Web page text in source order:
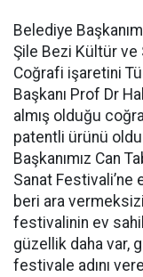
Belediye
Şile Bezi Kültür ve
Coğrafi işaretini
Başkanı Prof Dr
almış olduğu
patentli ürünü
Başkanımız Can
Sanat Festivali’ne
beri ara
festivalinin ev
güzellik daha var,
festivale adını